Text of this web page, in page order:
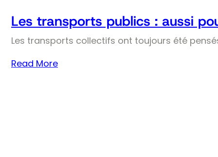
Les transports publics : aussi
Les transports collectifs ont toujours été
Read More